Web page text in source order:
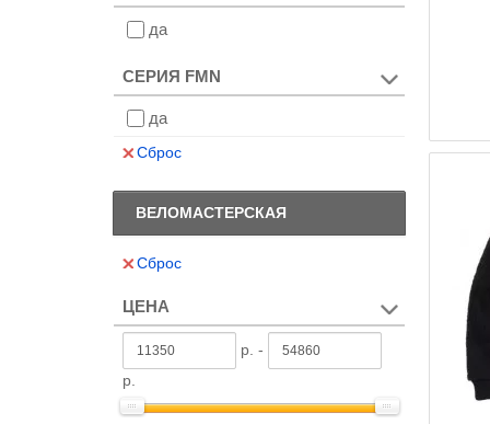
да
СЕРИЯ FMN
да
Сброс
ВЕЛОМАСТЕРСКАЯ
Сброс
ЦЕНА
р. -
р.